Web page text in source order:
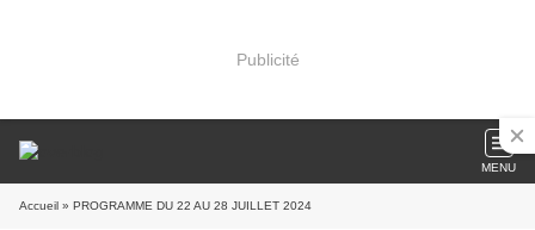
Publicité
MENU
Accueil » PROGRAMME DU 22 AU 28 JUILLET 2024